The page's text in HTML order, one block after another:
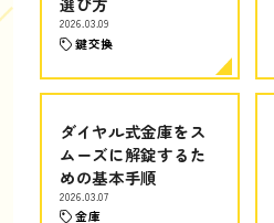
2026.03.09
鍵交換
ダイヤル式金庫をス
ムーズに解錠するた
めの基本手順
2026.03.07
金庫